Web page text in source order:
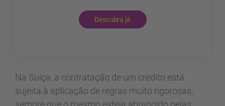
Descubra já
Na Suíça, a contratação de um crédito está
sujeita à aplicação de regras muito rigorosas,